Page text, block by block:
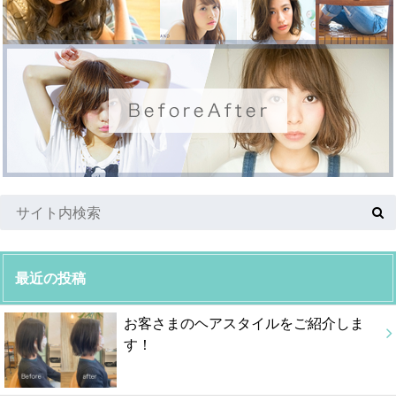
最近の投稿
お客さまのヘアスタイルをご紹介しま
す！